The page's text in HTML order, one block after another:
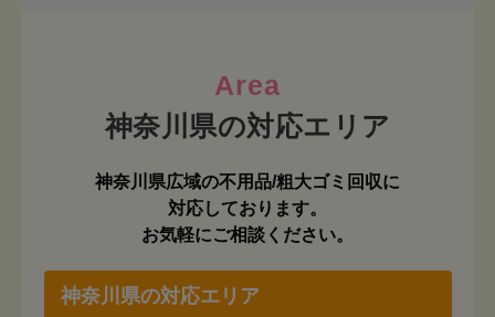
Area
神奈川県広域の不用品/粗大ゴミ回収に
対応しております。
お気軽にご相談ください。
神奈川県の対応エリア